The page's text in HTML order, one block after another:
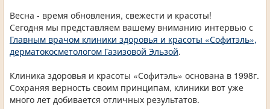
Весна - время обновления, свежести и красоты!
Сегодня мы представляем вашему вниманию интервью с
Главным врачом клиники здоровья и красоты «Софитэль»,
дерматокосметологом Газизовой Эльзой.
Клиника здоровья и красоты «Софитэль» основана в 1998г.
Сохраняя верность своим принципам, клиники вот уже
много лет добивается отличных результатов.